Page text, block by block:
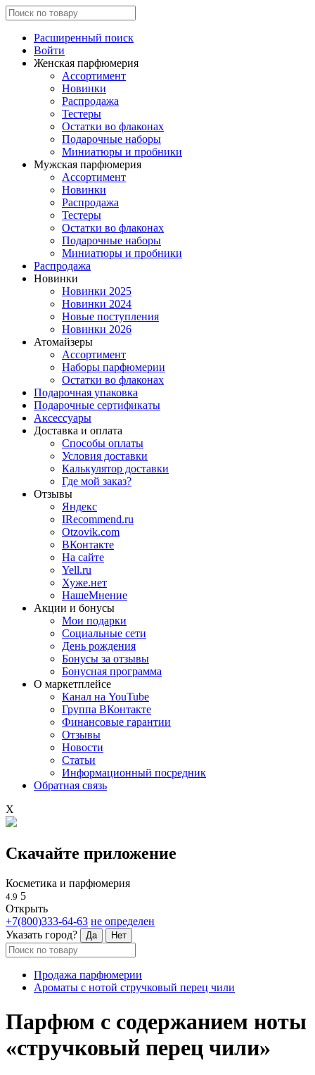
Расширенный поиск
Войти
Женская парфюмерия
Ассортимент
Новинки
Распродажа
Тестеры
Остатки во флаконах
Подарочные наборы
Миниатюры и пробники
Мужская парфюмерия
Ассортимент
Новинки
Распродажа
Тестеры
Остатки во флаконах
Подарочные наборы
Миниатюры и пробники
Распродажа
Новинки
Новинки 2025
Новинки 2024
Новые поступления
Новинки 2026
Атомайзеры
Ассортимент
Наборы парфюмерии
Остатки во флаконах
Подарочная упаковка
Подарочные сертификаты
Аксессуары
Доставка и оплата
Способы оплаты
Условия доставки
Калькулятор доставки
Где мой заказ?
Отзывы
Яндекс
IRecommend.ru
Otzovik.com
ВКонтакте
На сайте
Yell.ru
Хуже.нет
НашеМнение
Акции и бонусы
Мои подарки
Социальные сети
День рождения
Бонусы за отзывы
Бонусная программа
О маркетплейсе
Канал на YouTube
Группа ВКонтакте
Финансовые гарантии
Отзывы
Новости
Статьи
Информационный посредник
Обратная связь
X
Скачайте приложение
Косметика и парфюмерия
4.9 5
Открыть
+7(800)333-64-63 не определен
Указать город?
Да Нет
Продажа парфюмерии
Ароматы с нотой стручковый перец чили
Парфюм с содержанием ноты
«стручковый перец чили»